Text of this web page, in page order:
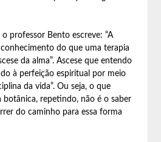
o professor Bento escreve: “A
do que uma terapia
da alma”. Ascese que entendo
à perfeição espiritual por meio
da vida”. Ou seja, o que
botânica, repetindo, não é o saber
do caminho para essa forma